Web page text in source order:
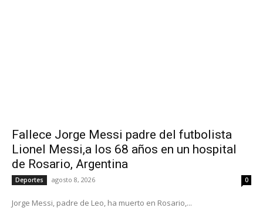
Fallece Jorge Messi padre del futbolista
Lionel Messi,a los 68 años en un hospital
de Rosario, Argentina
Deportes agosto 8, 2026 0
Jorge Messi, padre de Leo, ha muerto en Rosario,...